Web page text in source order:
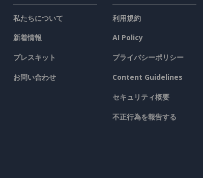
私たちについて
新着情報
プレスキット
お問い合わせ
利用規約
AI Policy
プライバシーポリシー
Content Guidelines
セキュリティ概要
不正行為を報告する